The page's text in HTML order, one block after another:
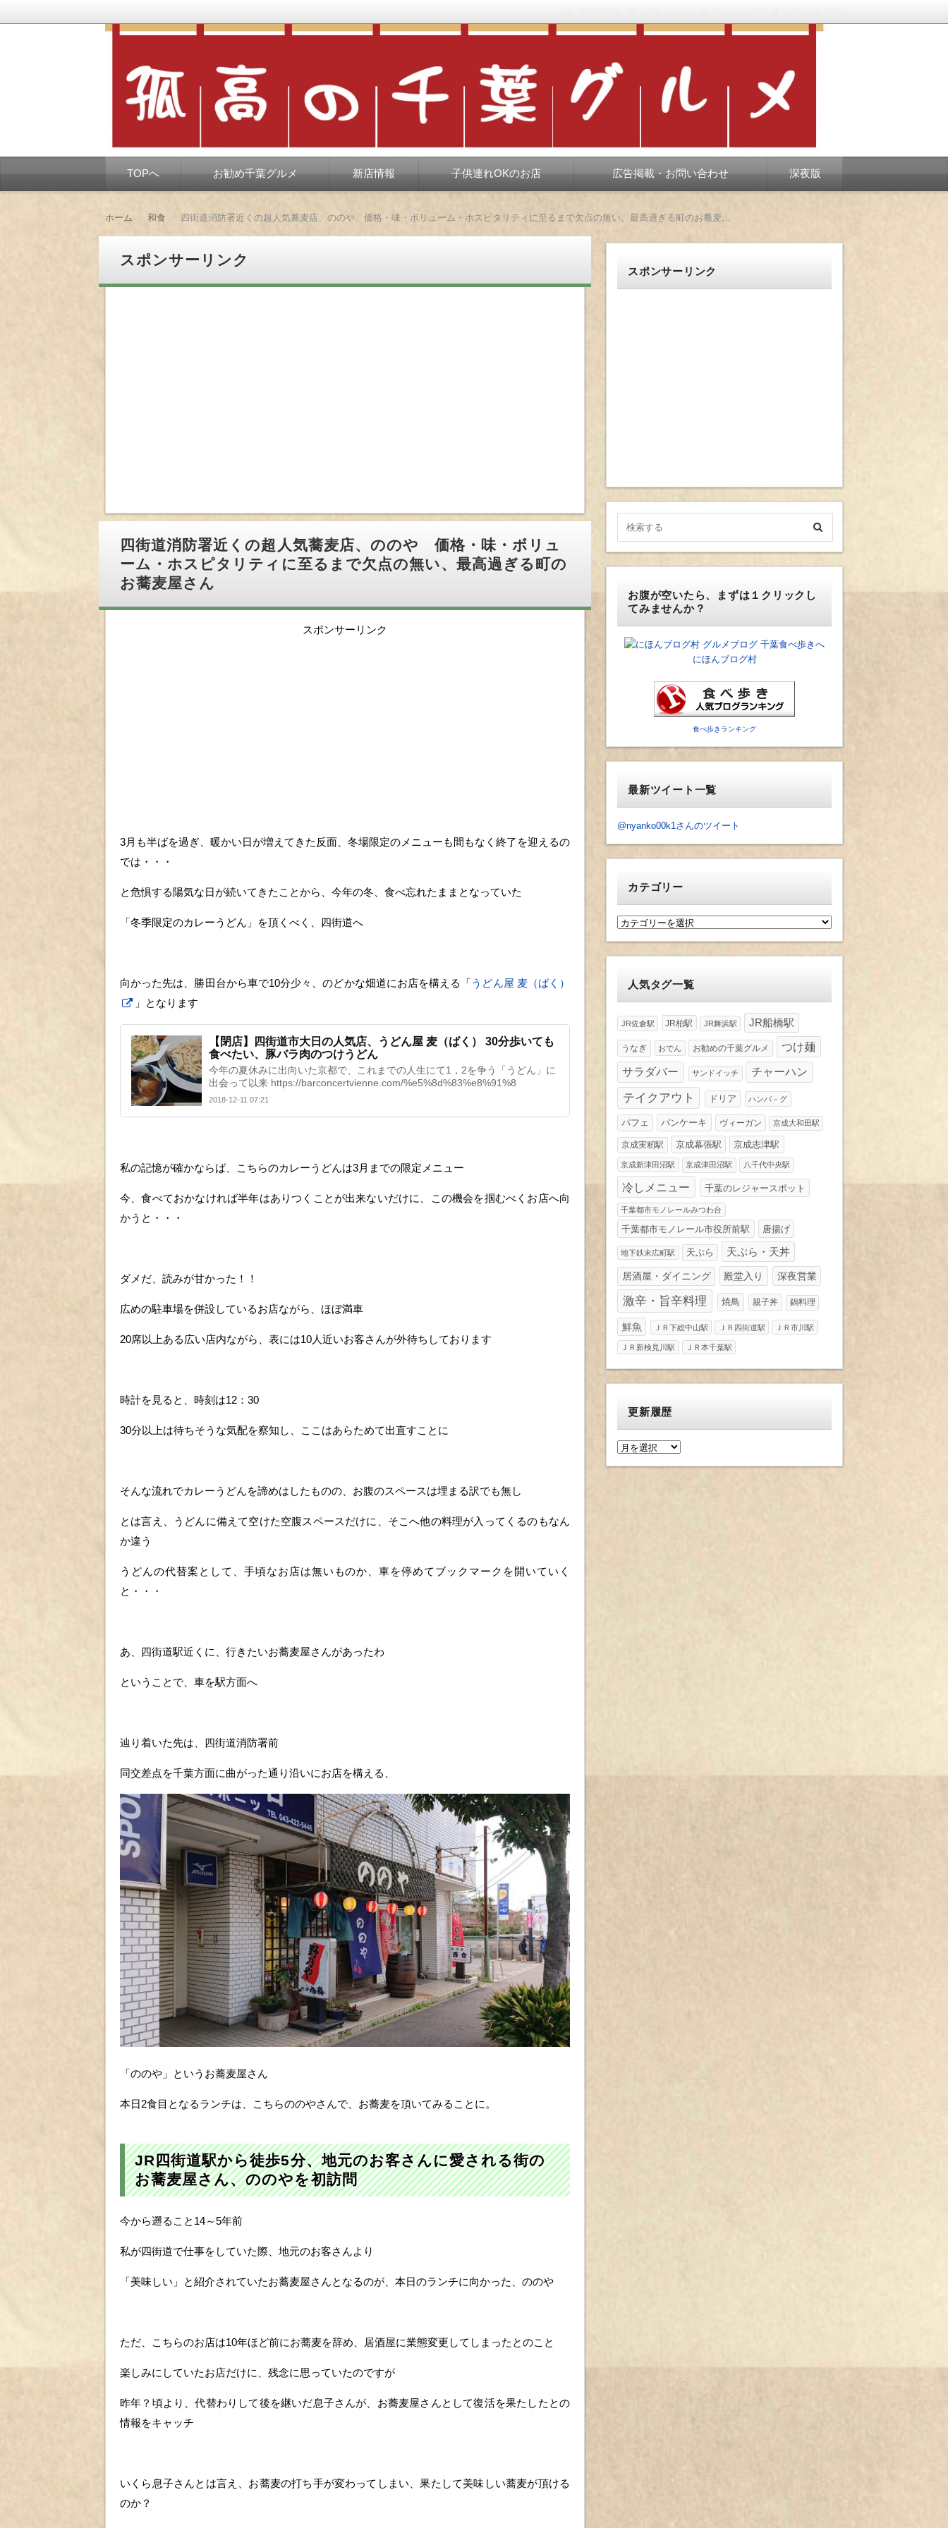
孤高の千葉グルメ
千葉市を中心とした、孤独なようで孤独でもない、ちょっと孤高な食べ歩き。だいたい当たりますが、時々派手にスベります。
TOPへ お勧め千葉グルメ 新店情報 子供連れOKのお店 広告掲載・お問い合わせ 深夜版
ホーム 和食 四街道消防署近くの超人気蕎麦店、ののや 価格・味・ボリューム・ホスピタリティに至るまで欠点の無い、最高過ぎる町のお蕎麦屋さん
スポンサーリンク
四街道消防署近くの超人気蕎麦店、ののや 価格・味・ボリュ
ーム・ホスピタリティに至るまで欠点の無い、最高過ぎる町の
お蕎麦屋さん
スポンサーリンク
3月も半ばを過ぎ、暖かい日が増えてきた反面、冬場限定のメニューも間もなく終了を迎えるの
では・・・
と危惧する陽気な日が続いてきたことから、今年の冬、食べ忘れたままとなっていた
「冬季限定のカレーうどん」を頂くべく、四街道へ
向かった先は、勝田台から車で10分少々、のどかな畑道にお店を構える「うどん屋 麦（ばく）
」となります
【閉店】四街道市大日の人気店、うどん屋 麦（ばく） 30分歩いても
食べたい、豚バラ肉のつけうどん
今年の夏休みに出向いた京都で、これまでの人生にて1，2を争う「うどん」に
出会って以来 https://barconcertvienne.com/%e5%8d%83%e8%91%8
2018-12-11 07:21
私の記憶が確かならば、こちらのカレーうどんは3月までの限定メニュー
今、食べておかなければ半年はありつくことが出来ないだけに、この機会を掴むべくお店へ向
かうと・・・
ダメだ、読みが甘かった！！
広めの駐車場を併設しているお店ながら、ほぼ満車
20席以上ある広い店内ながら、表には10人近いお客さんが外待ちしております
時計を見ると、時刻は12：30
30分以上は待ちそうな気配を察知し、ここはあらためて出直すことに
そんな流れでカレーうどんを諦めはしたものの、お腹のスペースは埋まる訳でも無し
とは言え、うどんに備えて空けた空腹スペースだけに、そこへ他の料理が入ってくるのもなん
か違う
うどんの代替案として、手頃なお店は無いものか、車を停めてブックマークを開いていく
と・・・
あ、四街道駅近くに、行きたいお蕎麦屋さんがあったわ
ということで、車を駅方面へ
辿り着いた先は、四街道消防署前
同交差点を千葉方面に曲がった通り沿いにお店を構える、
「ののや」というお蕎麦屋さん
本日2食目となるランチは、こちらののやさんで、お蕎麦を頂いてみることに。
JR四街道駅から徒歩5分、地元のお客さんに愛される街の
お蕎麦屋さん、ののやを初訪問
今から遡ること14～5年前
私が四街道で仕事をしていた際、地元のお客さんより
「美味しい」と紹介されていたお蕎麦屋さんとなるのが、本日のランチに向かった、ののや
ただ、こちらのお店は10年ほど前にお蕎麦を辞め、居酒屋に業態変更してしまったとのこと
楽しみにしていたお店だけに、残念に思っていたのですが
昨年？頃より、代替わりして後を継いだ息子さんが、お蕎麦屋さんとして復活を果たしたとの
情報をキャッチ
いくら息子さんとは言え、お蕎麦の打ち手が変わってしまい、果たして美味しい蕎麦が頂ける
のか？
スポンサーリンク
お腹が空いたら、まずは１クリックし
てみませんか？
にほんブログ村
食べ歩きランキング
最新ツイート一覧
@nyanko00k1さんのツイート
カテゴリー
カ
人気タグ一覧
JR佐倉駅 JR柏駅 JR舞浜駅 JR船橋駅
うなぎ おでん お勧めの千葉グルメ つけ麺
サラダバー サンドイッチ チャーハン
テイクアウト ドリア ハンバ－グ
パフェ パンケーキ ヴィーガン 京成大和田駅
京成実籾駅 京成幕張駅 京成志津駅
京成新津田沼駅 京成津田沼駅 八千代中央駅
冷しメニュー 千葉のレジャースポット
千葉都市モノレールみつわ台
千葉都市モノレール市役所前駅 唐揚げ
地下鉄末広町駅 天ぷら 天ぷら・天丼
居酒屋・ダイニング 殿堂入り 深夜営業
激辛・旨辛料理 焼鳥 親子丼 鍋料理
鮮魚 ＪＲ下総中山駅 ＪＲ四街道駅 ＪＲ市川駅
ＪＲ新検見川駅 ＪＲ本千葉駅
更新履歴
更